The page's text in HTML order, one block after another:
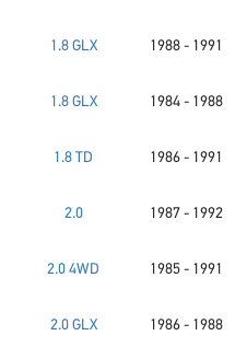
1.8 GLX 1988 - 1991
1.8 GLX 1984 - 1988
1.8 TD 1986 - 1991
2.0 1987 - 1992
2.0 4WD 1985 - 1991
2.0 GLX 1986 - 1988